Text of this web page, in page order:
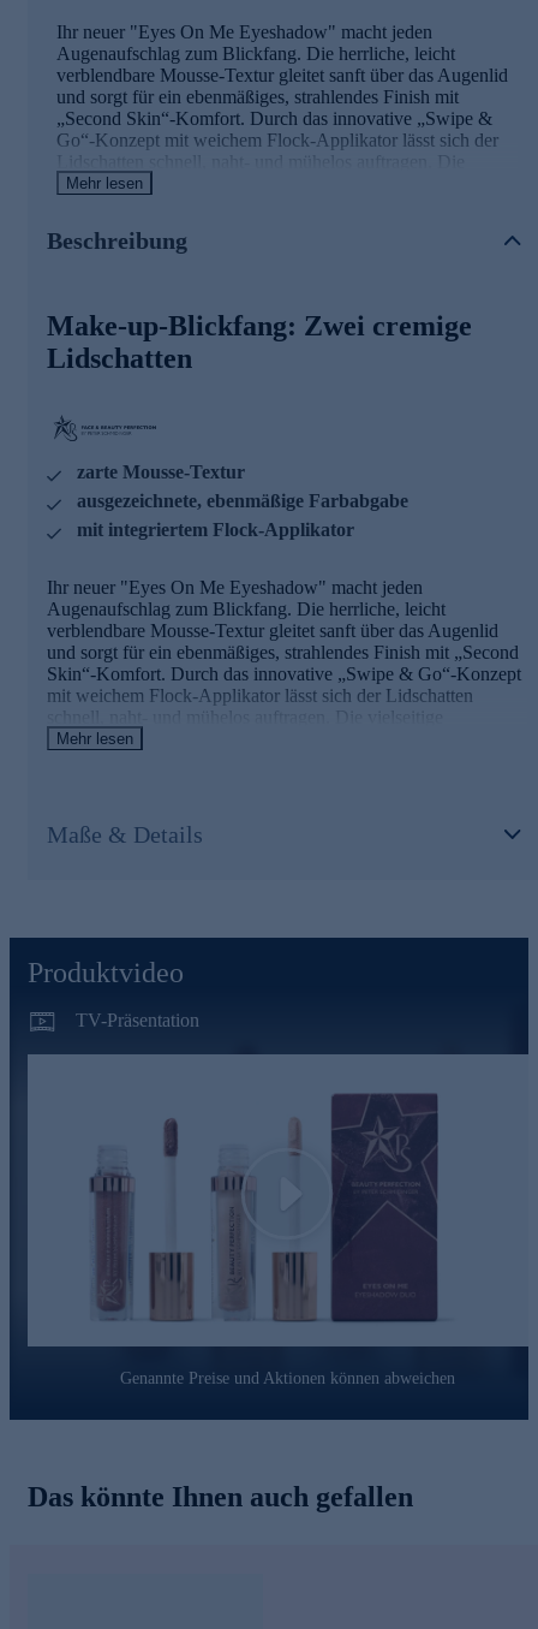
Ihr neuer "Eyes On Me Eyeshadow" macht jeden
Augenaufschlag zum Blickfang. Die herrliche, leicht
verblendbare Mousse-Textur gleitet sanft über das Augenlid
und sorgt für ein ebenmäßiges, strahlendes Finish mit
„Second Skin“-Komfort. Durch das innovative „Swipe &
Go“-Konzept mit weichem Flock-Applikator lässt sich der
Lidschatten schnell, naht- und mühelos auftragen. Die
vielseitige Farbauswahl, abgestimmt auf alle Augenfarben
Make-up-Artist.
Mehr lesen
Beschreibung
Make-up-Blickfang: Zwei cremige
Lidschatten
zarte Mousse-Textur
ausgezeichnete, ebenmäßige Farbabgabe
mit integriertem Flock-Applikator
Ihr neuer "Eyes On Me Eyeshadow" macht jeden
Augenaufschlag zum Blickfang. Die herrliche, leicht
verblendbare Mousse-Textur gleitet sanft über das Augenlid
und sorgt für ein ebenmäßiges, strahlendes Finish mit „Second
Skin“-Komfort. Durch das innovative „Swipe & Go“-Konzept
mit weichem Flock-Applikator lässt sich der Lidschatten
schnell, naht- und mühelos auftragen. Die vielseitige
Farbauswahl, abgestimmt auf alle Augenfarben und Hauttöne,
Für Ihre Beauty-Routine jetzt online bestellen.
Mehr lesen
Maße & Details
Produktvideo
TV-Präsentation
Play
Genannte Preise und Aktionen können abweichen
Das könnte Ihnen auch gefallen